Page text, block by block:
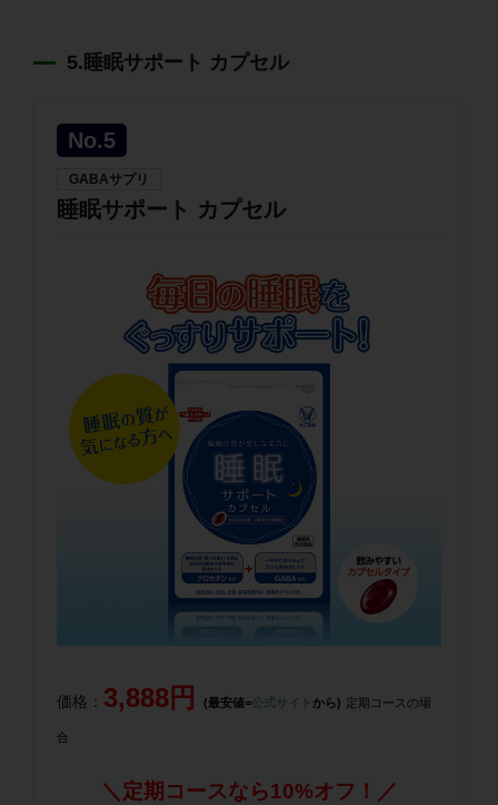
5.睡眠サポート カプセル
No.5
GABAサプリ
睡眠サポート カプセル
価格： 3,888円 (最安値=公式サイト から) 定期コースの場
合
＼定期コースなら10%オフ！／